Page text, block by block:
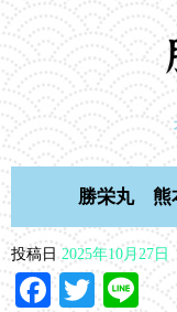
勝栄丸
投稿日 2025年10月27日
Facebook
Twitter